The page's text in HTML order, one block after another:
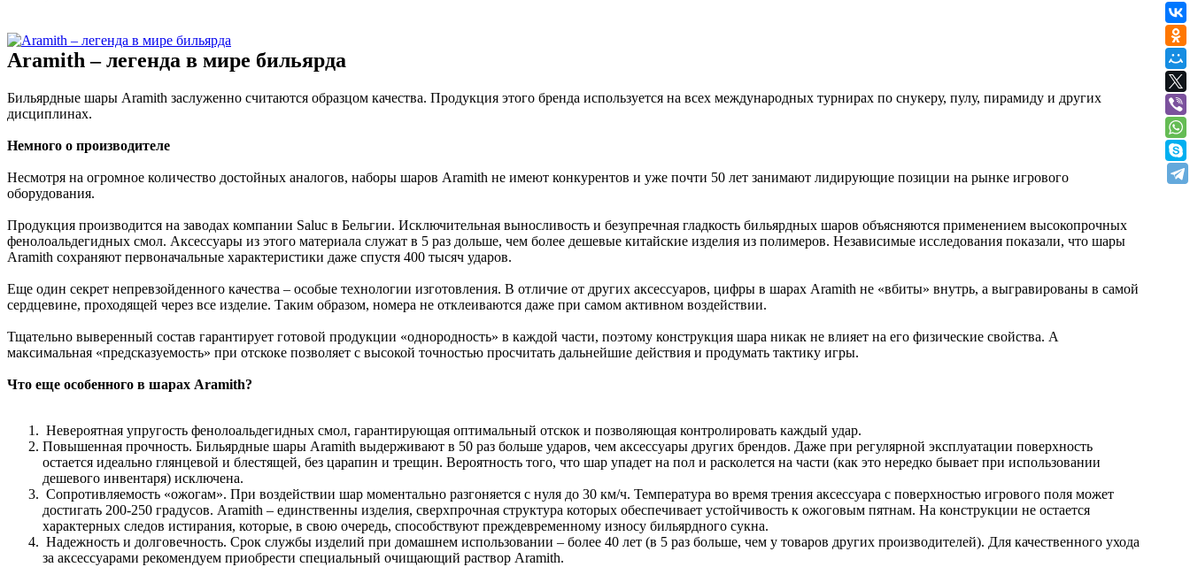
Aramith – легенда в мире бильярда
Бильярдные шары Aramith заслуженно считаются образцом качества. Продукция этого бренда используется на всех международных турнирах по снукеру, пулу, пирамиду и других
дисциплинах.
Немного о производителе
Несмотря на огромное количество достойных аналогов, наборы шаров Aramith не имеют конкурентов и уже почти 50 лет занимают лидирующие позиции на рынке игрового
оборудования.
Продукция производится на заводах компании Saluc в Бельгии. Исключительная выносливость и безупречная гладкость бильярдных шаров объясняются применением высокопрочных
фенолоальдегидных смол. Аксессуары из этого материала служат в 5 раз дольше, чем более дешевые китайские изделия из полимеров. Независимые исследования показали, что шары
Aramith сохраняют первоначальные характеристики даже спустя 400 тысяч ударов.
Еще один секрет непревзойденного качества – особые технологии изготовления. В отличие от других аксессуаров, цифры в шарах Aramith не «вбиты» внутрь, а выгравированы в самой
сердцевине, проходящей через все изделие. Таким образом, номера не отклеиваются даже при самом активном воздействии.
Тщательно выверенный состав гарантирует готовой продукции «однородность» в каждой части, поэтому конструкция шара никак не влияет на его физические свойства. А
максимальная «предсказуемость» при отскоке позволяет с высокой точностью просчитать дальнейшие действия и продумать тактику игры.
Что еще особенного в шарах Aramith?
Невероятная упругость фенолоальдегидных смол, гарантирующая оптимальный отскок и позволяющая контролировать каждый удар.
Повышенная прочность. Бильярдные шары Aramith выдерживают в 50 раз больше ударов, чем аксессуары других брендов. Даже при регулярной эксплуатации поверхность
остается идеально глянцевой и блестящей, без царапин и трещин. Вероятность того, что шар упадет на пол и расколется на части (как это нередко бывает при использовании
дешевого инвентаря) исключена.
Сопротивляемость «ожогам». При воздействии шар моментально разгоняется с нуля до 30 км/ч. Температура во время трения аксессуара с поверхностью игрового поля может
достигать 200-250 градусов. Aramith – единственны изделия, сверхпрочная структура которых обеспечивает устойчивость к ожоговым пятнам. На конструкции не остается
характерных следов истирания, которые, в свою очередь, способствуют преждевременному износу бильярдного сукна.
Надежность и долговечность. Срок службы изделий при домашнем использовании – более 40 лет (в 5 раз больше, чем у товаров других производителей). Для качественного ухода
за аксессуарами рекомендуем приобрести специальный очищающий раствор Aramith.